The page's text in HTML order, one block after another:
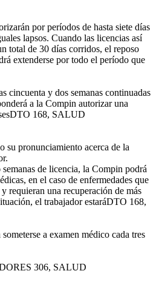
por períodos de hasta siete días
lapsos. Cuando las licencias así
total de 30 días corridos, el reposo
extenderse por todo el período que
cincuenta y dos semanas continuadas
a la Compin autorizar una
DTO 168, SALUD
su pronunciamiento acerca de la
de licencia, la Compin podrá
en el caso de enfermedades que
requieran una recuperación de más
el trabajador estaráDTO 168,
a examen médico cada tres
RES 306, SALUD